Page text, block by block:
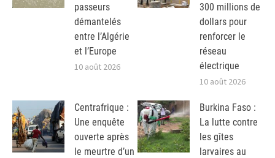
passeurs
démantelés
entre l’Algérie
et l’Europe
10 août 2026
300 millions de
dollars pour
renforcer le
réseau
électrique
10 août 2026
Centrafrique :
Une enquête
ouverte après
le meurtre d’un
Burkina Faso :
La lutte contre
les gîtes
larvaires au